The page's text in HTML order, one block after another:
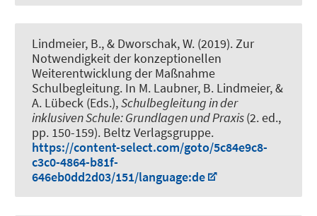
Lindmeier, B., & Dworschak, W. (2019).Zur
Notwendigkeit der konzeptionellen
Weiterentwicklung der Maßnahme
Schulbegleitung. In M. Laubner, B. Lindmeier, &
A. Lübeck (Eds.),Schulbegleitung in der
inklusiven Schule: Grundlagen und Praxis(2. ed.,
pp. 150-159). Beltz Verlagsgruppe.
https://content-select.com/goto/5c84e9c8-
c3c0-4864-b81f-
646eb0dd2d03/151/language:de